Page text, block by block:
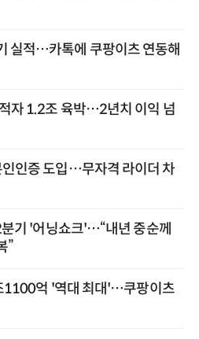
실적…카톡에 쿠팡이츠 연동해
자 1.2조 육박…2년치 이익 넘
인인증 도입…무자격 라이더 차
기 '어닝쇼크'…“내년 중순께
”
1100억 '역대 최대'…쿠팡이츠